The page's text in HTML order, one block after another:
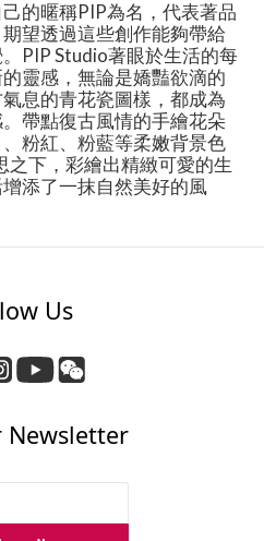
的暱稱PIP為名，代表著品
望透過這些創作能夠帶給
PIP Studio著眼於生活的每
靈感，無論是嬌豔欲滴的
息的青花瓷圖樣，都成為
帶點復古風情的手繪花朵
粉紅、粉藍等柔嫩背景色
之下，彩繪出精緻可愛的生
添了一抹自然美好的風
Us
Newsletter